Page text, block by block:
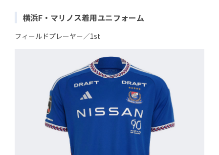
横浜F・マリノス着用ユニフォーム
フィールドプレーヤー／1st